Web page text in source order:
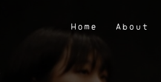
Home About